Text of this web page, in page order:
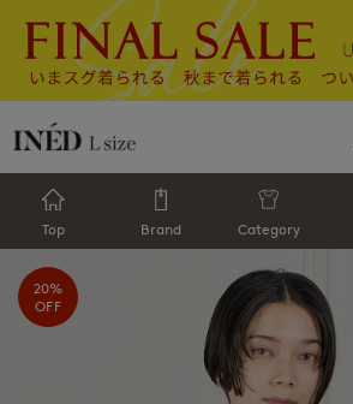
Top Brand Category
20%
OFF